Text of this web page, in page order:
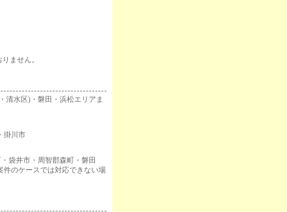
ません。
清水区)・磐田・浜松エリアま
掛川市
袋井市・周智郡森町・磐田
のケースでは対応できない場